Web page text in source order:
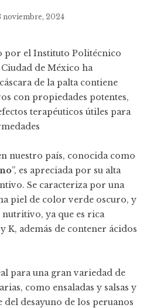
noviembre, 2024
por el Instituto Politécnico
de México ha
de la palta contiene
con propiedades potentes,
terapéuticos útiles para
nuestro país, conocida como
”, es apreciada por su alta
Se caracteriza por una
piel de color verde oscuro, y
ya que es rica
K, además de contener ácidos
para una gran variedad de
como ensaladas y salsas y
desayuno de los peruanos